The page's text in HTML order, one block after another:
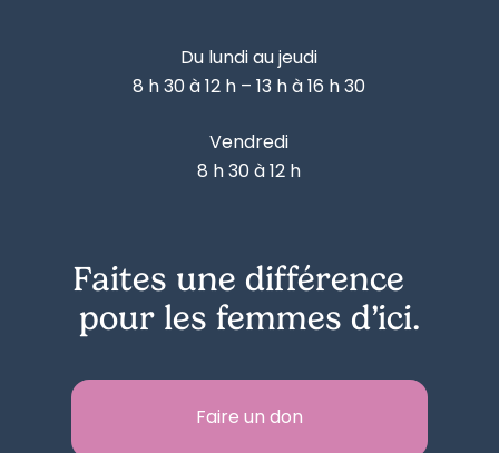
Du lundi au jeudi
8 h 30 à 12 h – 13 h à 16 h 30
Vendredi
8 h 30 à 12 h
Faites une différence
pour les femmes d’ici.
Faire un don